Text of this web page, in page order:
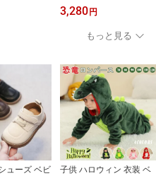
対策 自然
子付きウィ
ゃれ 即納
行 小顔効果 春 秋 自然 レ
ディース 帽子ウィッグ
帽子付きウィッグ ウィッ
グ カール かつら 帽子一
プ ウェーブ 暖かい 簡単
自然 便利 おしゃれ
3,280 円
もっと見る
ューズ ベビ
子供 ハロウィン 衣装 ベ